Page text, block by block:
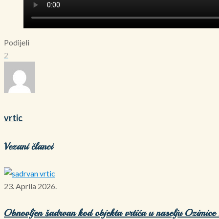
Podijeli
2
vrtic
Vezani članci
23. Aprila 2026.
Obnovljen šadrvan kod objekta vrtića u naselju Ozimice